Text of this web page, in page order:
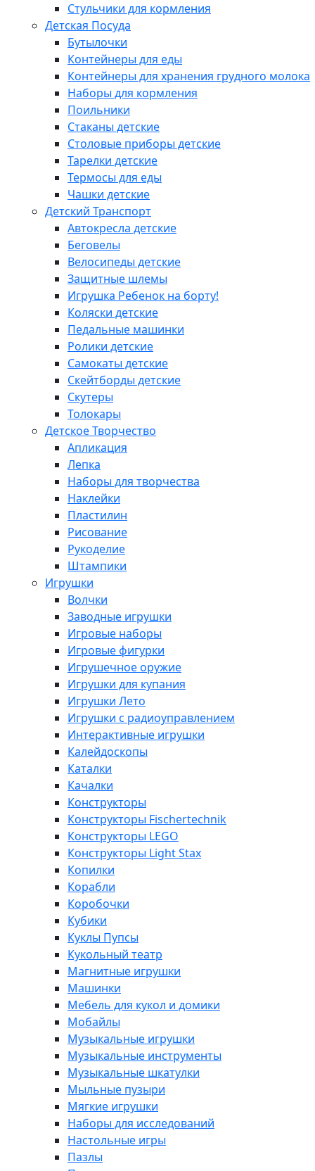
Стульчики для кормления
Детская Посуда
Бутылочки
Контейнеры для еды
Контейнеры для хранения грудного молока
Наборы для кормления
Поильники
Стаканы детские
Столовые приборы детские
Тарелки детские
Термосы для еды
Чашки детские
Детский Транспорт
Автокресла детские
Беговелы
Велосипеды детские
Защитные шлемы
Игрушка Ребенок на борту!
Коляски детские
Педальные машинки
Ролики детские
Самокаты детские
Скейтборды детские
Скутеры
Толокары
Детское Творчество
Апликация
Лепка
Наборы для творчества
Наклейки
Пластилин
Рисование
Рукоделие
Штампики
Игрушки
Волчки
Заводные игрушки
Игровые наборы
Игровые фигурки
Игрушечное оружие
Игрушки для купания
Игрушки Лето
Игрушки с радиоуправлением
Интерактивные игрушки
Калейдоскопы
Каталки
Качалки
Конструкторы
Конструкторы Fisсhertechnik
Конструкторы LEGO
Конструкторы Light Stax
Копилки
Корабли
Коробочки
Кубики
Куклы Пупсы
Кукольный театр
Магнитные игрушки
Машинки
Мебель для кукол и домики
Мобайлы
Музыкальные игрушки
Музыкальные инструменты
Музыкальные шкатулки
Мыльные пузыри
Мягкие игрушки
Наборы для исследований
Настольные игры
Пазлы